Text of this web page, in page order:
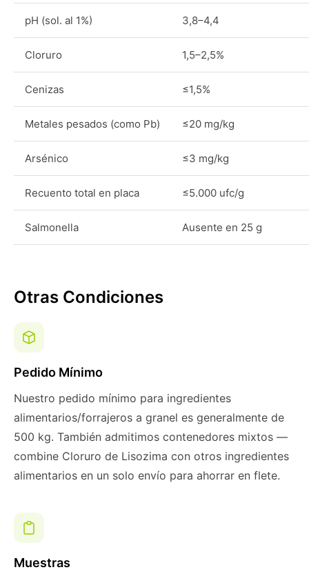
pH (sol. al 1%) 3,8–4,4
Cloruro 1,5–2,5%
Cenizas ≤1,5%
Metales pesados (como Pb) ≤20 mg/kg
Arsénico ≤3 mg/kg
Recuento total en placa ≤5.000 ufc/g
Salmonella Ausente en 25 g
Otras Condiciones
Pedido Mínimo
Nuestro pedido mínimo para ingredientes
alimentarios/forrajeros a granel es generalmente de
500 kg. También admitimos contenedores mixtos —
combine Cloruro de Lisozima con otros ingredientes
alimentarios en un solo envío para ahorrar en flete.
Muestras